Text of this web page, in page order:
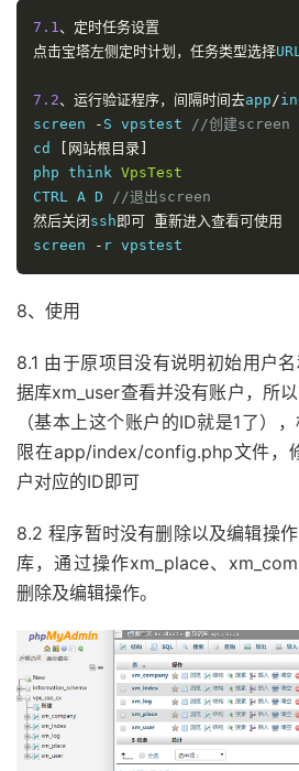
7.1 、定时任务设置
点击宝塔左侧定时计划，任务类型选择URL
7.2、运行验证程序，间隔时间去app /
screen
- S vpstest
//创建screen
cd
[网站根目录]
php think VpsTest
CTRL
A D
//退出screen
然后关闭 ssh 即可 重新进入查看可使用
screen
- r vpstest
8、使用
8.1 由于原项目没有说明初始用户
据库xm_user查看并没有账户，所
（基本上这个账户的ID就是1了）
限在app/index/config.php文件，
户对应的ID即可
8.2 程序暂时没有删除以及编辑操
库，通过操作xm_place、
删除及编辑操作。